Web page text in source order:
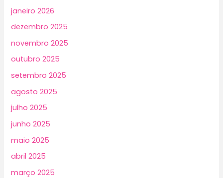
janeiro 2026
dezembro 2025
novembro 2025
outubro 2025
setembro 2025
agosto 2025
julho 2025
junho 2025
maio 2025
abril 2025
março 2025